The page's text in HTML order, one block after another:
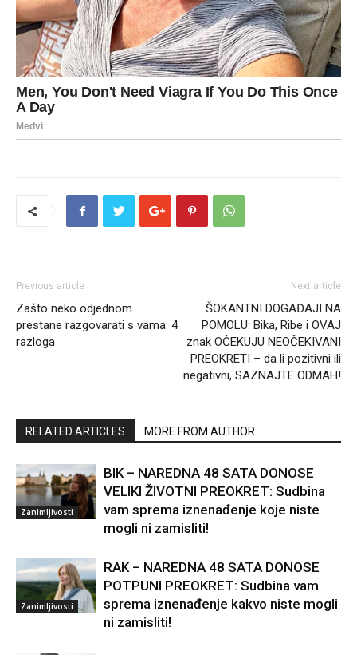
Zašto neko odjednom
prestane razgovarati s vama: 4
razloga
ŠOKANTNI DOGAĐAJI NA
POMOLU: Bika, Ribe i OVAJ
znak OČEKUJU NEOČEKIVANI
PREOKRETI – da li pozitivni ili
negativni, SAZNAJTE ODMAH!
RELATED ARTICLES
Zanimljivosti
VELIKI ŽIVOTNI PREOKRET: Sudbina
vam sprema iznenađenje koje niste
mogli ni zamisliti!
Zanimljivosti
POTPUNI PREOKRET: Sudbina vam
sprema iznenađenje kakvo niste mogli
ni zamisliti!